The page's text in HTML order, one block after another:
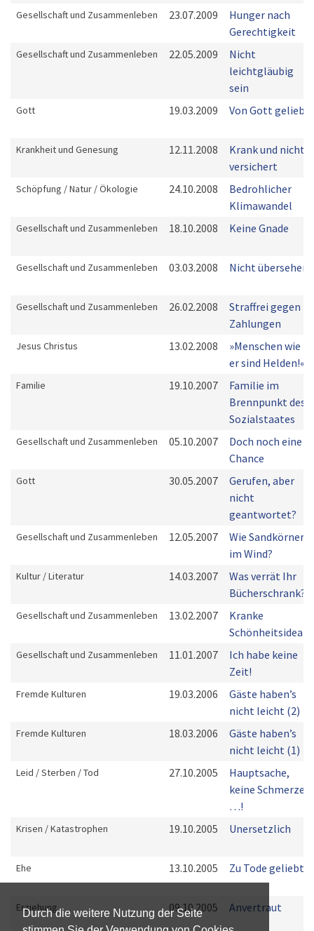
Durch die weitere Nutzung der Seite
Gesellschaft und Zusammenleben 23.07.2009
Hunger nach
Gerechtigkeit
Gesellschaft und Zusammenleben 22.05.2009
Nicht
leichtgläubig
sein
Gott 19.03.2009 Von Gott geliebt
Krankheit und Genesung 12.11.2008
Krank und nicht
versichert
Schöpfung / Natur / Ökologie 24.10.2008
Bedrohlicher
Klimawandel
Gesellschaft und Zusammenleben 18.10.2008 Keine Gnade
Gesellschaft und Zusammenleben 03.03.2008 Nicht übersehen
Gesellschaft und Zusammenleben 26.02.2008
Straffrei gegen
Zahlungen
Jesus Christus 13.02.2008
»Menschen wie
er sind Helden!«
Familie 19.10.2007
Familie im
Brennpunkt des
Sozialstaates
Gesellschaft und Zusammenleben 05.10.2007
Doch noch eine
Chance
Gott 30.05.2007
Gerufen, aber
nicht
geantwortet?
Gesellschaft und Zusammenleben 12.05.2007
Wie Sandkörner
im Wind?
Kultur / Literatur 14.03.2007
Was verrät Ihr
Bücherschrank?
Gesellschaft und Zusammenleben 13.02.2007
Kranke
Schönheitsideale
Gesellschaft und Zusammenleben 11.01.2007
Ich habe keine
Zeit!
Fremde Kulturen 19.03.2006
Gäste haben’s
nicht leicht (2)
Fremde Kulturen 18.03.2006
Gäste haben’s
nicht leicht (1)
Leid / Sterben / Tod 27.10.2005
Hauptsache,
keine Schmerzen
…!
Krisen / Katastrophen 19.10.2005 Unersetzlich
Ehe 13.10.2005 Zu Tode geliebt
Erziehung 09.10.2005 Anvertraut